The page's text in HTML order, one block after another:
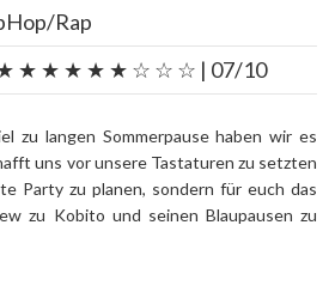
Rap
★ ★ ★ ★ ★ ☆ ☆ ☆ | 07/10
zu langen Sommerpause haben wir es
uns vor unsere Tastaturen zu setzten
Party zu planen, sondern für euch das
zu Kobito und seinen Blaupausen zu